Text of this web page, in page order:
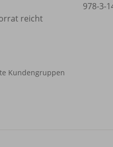
reicht
Kundengruppen
978-3-